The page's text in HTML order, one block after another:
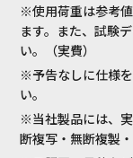
※使用荷重は参考
ます。また、試験
い。（実費）
※予告なしに仕様
い。
※当社製品には、
断複写・無断複製